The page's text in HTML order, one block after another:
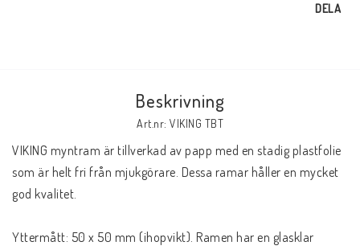
Inkl. Moms
Betala enkelt i förskott till konto i Nordea eller med Swish.
DELA
Beskrivning
Art.nr: VIKING TBT
VIKING myntram är tillverkad av papp med en stadig plastfolie
som är helt fri från mjukgörare. Dessa ramar håller en mycket
god kvalitet.
Yttermått: 50 x 50 mm (ihopvikt). Ramen har en glasklar